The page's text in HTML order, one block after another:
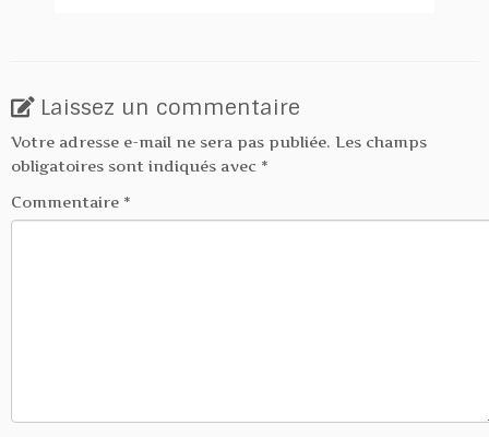
Laissez un commentaire
Votre adresse e-mail ne sera pas publiée. Les champs
obligatoires sont indiqués avec *
Commentaire *